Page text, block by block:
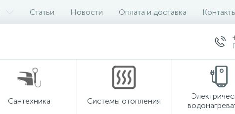
Статьи Новости Оплата и доставка
Сантехника Системы отопления